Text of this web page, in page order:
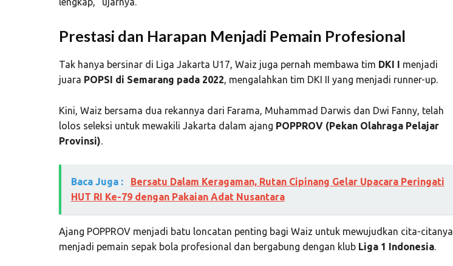
Prestasi dan Harapan Menjadi Pemain Profesional
Tak hanya bersinar di Liga Jakarta U17, Waiz juga pernah membawa tim DKI I menjadi
juara POPSI di Semarang pada 2022, mengalahkan tim DKI II yang menjadi runner-up.
Kini, Waiz bersama dua rekannya dari Farama, Muhammad Darwis dan Dwi Fanny, telah
lolos seleksi untuk mewakili Jakarta dalam ajang POPPROV (Pekan Olahraga Pelajar
Provinsi).
Baca Juga :
Bersatu Dalam Keragaman, Rutan Cipinang Gelar Upacara Peringati
HUT RI Ke-79 dengan Pakaian Adat Nusantara
Ajang POPPROV menjadi batu loncatan penting bagi Waiz untuk mewujudkan cita-citanya
menjadi pemain sepak bola profesional dan bergabung dengan klub Liga 1 Indonesia.